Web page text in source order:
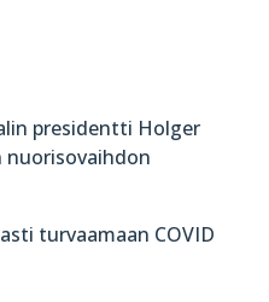
presidentti Holger
nuorisovaihdon
turvaamaan COVID